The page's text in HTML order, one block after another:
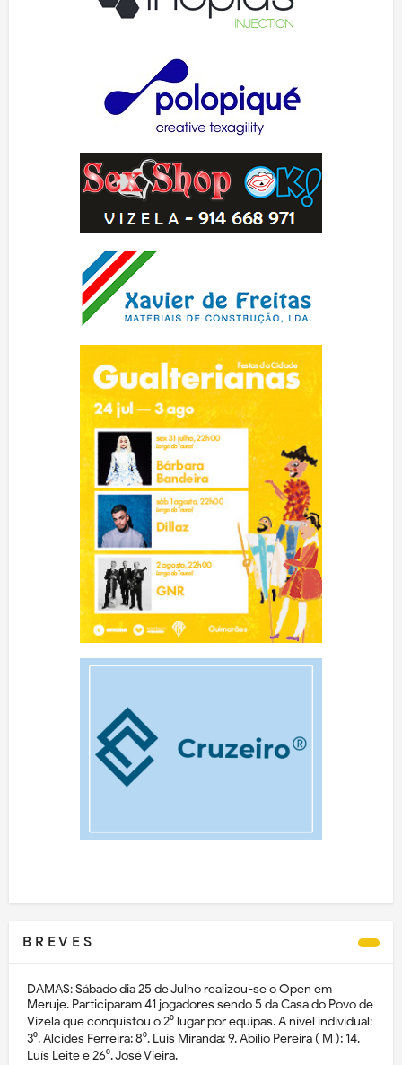
B R E V E S
DAMAS: Sábado dia 25 de Julho realizou-se o Open em
Meruje. Participaram 41 jogadores sendo 5 da Casa do Povo de
Vizela que conquistou o 2⁰ lugar por equipas. A nível individual:
3⁰. Alcides Ferreira; 8⁰. Luís Miranda; 9. Abílio Pereira ( M ); 14.
Luís Leite e 26⁰. José Vieira.